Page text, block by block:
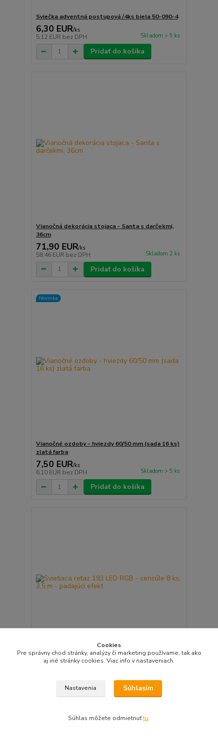
Sviečka adventná postupová /4ks biela 50-090-4
6,30 EUR/ks
5,12 EUR bez DPH Skladom > 5 ks
Pridať do košíka
Vianočná dekorácia stojaca - Santa s darčekmi,
36cm
71,90 EUR/ks
58,46 EUR bez DPH Skladom 2 ks
Pridať do košíka
Novinka
Vianočné ozdoby - hviezdy 60/50 mm (sada 16 ks)
zlatá farba
7,50 EUR/ks
6,10 EUR bez DPH Skladom > 5 ks
Pridať do košíka
Svietiaca reťaz 193 LED RGB - cencúle 8 ks, 3,5 m -
93,50 EURbez DPH Skladom > 5 ks
Cookies
Pre správny chod stránky, analýzy či marketing používame, tak ako
aj iné stránky cookies. Viac info v nastaveniach.
Nastavenia Súhlasím
Súhlas môžete odmietnuťtu.